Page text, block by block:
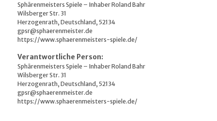
Sphärenmeisters Spiele – Inhaber Roland Bahr
Wilsberger Str. 31
Herzogenrath, Deutschland, 52134
gpsr@sphaerenmeister.de
https://www.sphaerenmeisters-spiele.de/
Verantwortliche Person:
Sphärenmeisters Spiele – Inhaber Roland Bahr
Wilsberger Str. 31
Herzogenrath, Deutschland, 52134
gpsr@sphaerenmeister.de
https://www.sphaerenmeisters-spiele.de/